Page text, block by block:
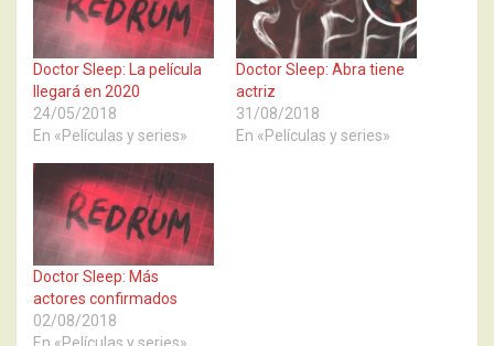
Doctor Sleep: La película
llegará en 2020
24/05/2018
En «Películas y series»
Doctor Sleep: Abra tiene
actriz
31/08/2018
En «Películas y series»
Doctor Sleep: Más
actores confirmados
02/08/2018